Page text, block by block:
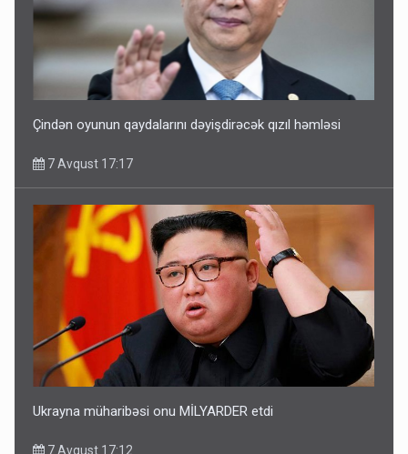
Çindən oyunun qaydalarını dəyişdirəcək qızıl həmləsi
7 Avqust 17:17
Ukrayna müharibəsi onu MİLYARDER etdi
7 Avqust 17:12